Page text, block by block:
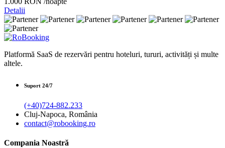
Detalii
Platformă SaaS de rezervări pentru hoteluri, tururi, activități și multe
altele.
Suport 24/7
(+40)724-882.233
Cluj-Napoca, România
contact@robooking.ro
Compania Noastră